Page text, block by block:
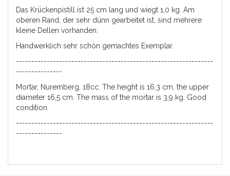
Das Krückenpistill ist 25 cm lang und wiegt 1,0 kg. Am
oberen Rand, der sehr dünn gearbeitet ist, sind mehrere
kleine Dellen vorhanden.
Handwerklich sehr schön gemachtes Exemplar.
----------------------------------------------------------------
---------------
Mortar, Nuremberg, 18cc. The height is 16,3 cm, the upper
diameter 16,5 cm. The mass of the mortar is 3,9 kg. Good
condition.
----------------------------------------------------------------
---------------